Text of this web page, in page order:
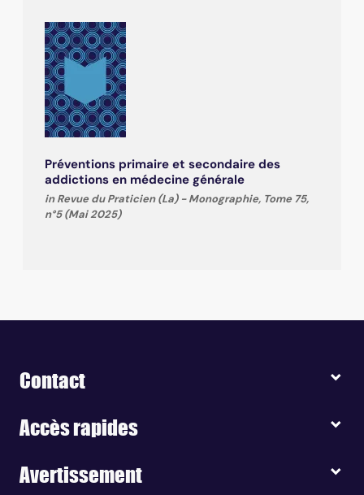
Préventions primaire et secondaire des
addictions en médecine générale
in Revue du Praticien (La) - Monographie, Tome 75,
n°5 (Mai 2025)
Contact
Accès rapides
Avertissement